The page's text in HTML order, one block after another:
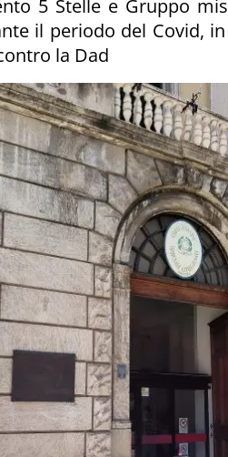
5 Stelle e Gruppo
il periodo del Covid,
la Dad